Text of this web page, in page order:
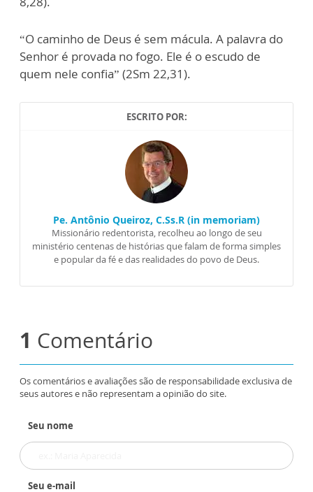
“O caminho de Deus é sem mácula. A palavra do
Senhor é provada no fogo. Ele é o escudo de
quem nele confia” (2Sm 22,31).
ESCRITO POR:
Pe. Antônio Queiroz, C.Ss.R (in memoriam)
Missionário redentorista, recolheu ao longo de seu
ministério centenas de histórias que falam de forma simples
e popular da fé e das realidades do povo de Deus.
1 Comentário
Os comentários e avaliações são de responsabilidade exclusiva de
seus autores e não representam a opinião do site.
Seu nome
Seu e-mail